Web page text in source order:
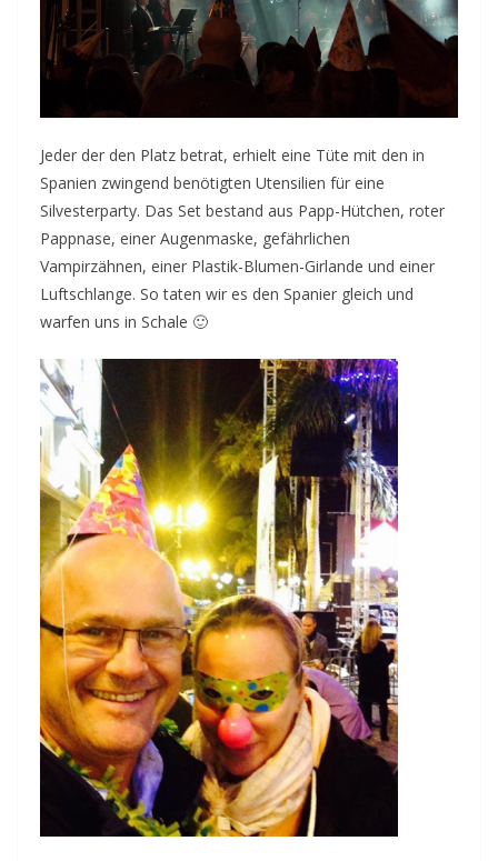
Jeder der den Platz betrat, erhielt eine Tüte mit den in
Spanien zwingend benötigten Utensilien für eine
Silvesterparty. Das Set bestand aus Papp-Hütchen, roter
Pappnase, einer Augenmaske, gefährlichen
Vampirzähnen, einer Plastik-Blumen-Girlande und einer
Luftschlange. So taten wir es den Spanier gleich und
warfen uns in Schale 🙂